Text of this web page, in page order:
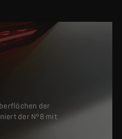
der
der N°8 mit